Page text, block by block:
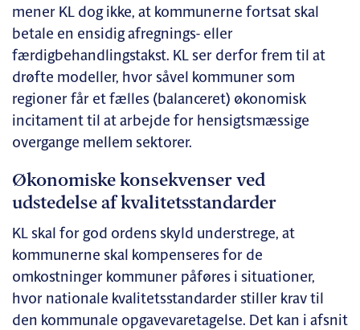
mener KL dog ikke, at kommunerne fortsat skal
betale en ensidig afregnings- eller
færdigbehandlingstakst. KL ser derfor frem til at
drøfte modeller, hvor såvel kommuner som
regioner får et fælles (balanceret) økonomisk
incitament til at arbejde for hensigtsmæssige
overgange mellem sektorer.
Økonomiske konsekvenser ved
udstedelse af kvalitetsstandarder
KL skal for god ordens skyld understrege, at
kommunerne skal kompenseres for de
omkostninger kommuner påføres i situationer,
hvor nationale kvalitetsstandarder stiller krav til
den kommunale opgavevaretagelse. Det kan i afsnit